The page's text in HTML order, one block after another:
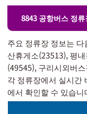
8843 공항버스 정류
주요 정류장 정보는
산휴게소(23513), 평
(49545), 구리시외버
각 정류장에서 실시간
에서 확인할 수 있습니